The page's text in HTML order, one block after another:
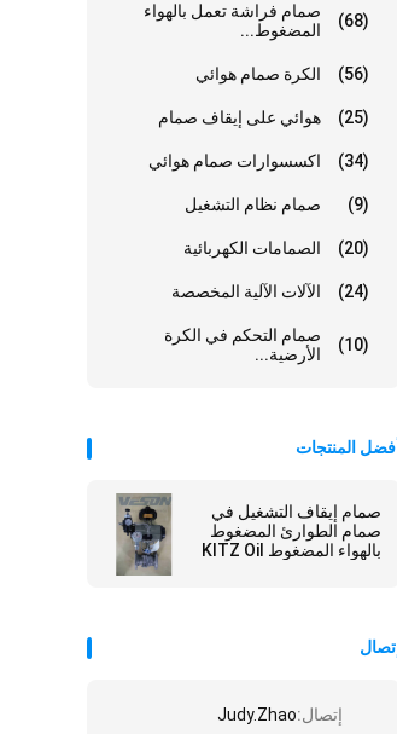
صمام فراشة تعمل بالهواء
المضغوط...
(68)
الكرة صمام هوائي (56)
هوائي على إيقاف صمام (25)
اكسسوارات صمام هوائي (34)
صمام نظام التشغيل (9)
الصمامات الكهربائية (20)
الآلات الآلية المخصصة (24)
صمام التحكم في الكرة
الأرضية...
(10)
أفضل المنتجات
صمام إيقاف التشغيل في
صمام الطوارئ المضغوط
بالهواء المضغوط KITZ Oil
إتصال
إتصال:Judy.Zhao